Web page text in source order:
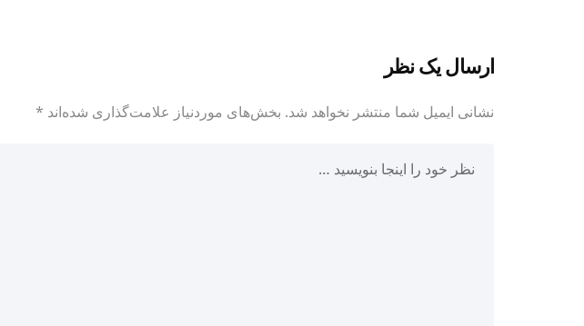
ارسال یک نظر
نشانی ایمیل شما منتشر نخواهد شد. بخش‌های موردنیاز علامت‌گذاری شده‌اند *